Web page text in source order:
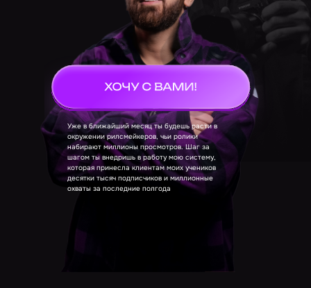
Уже в ближайший месяц ты будешь расти в
окружении рилсмейкеров, чьи ролики
набирают миллионы просмотров. Шаг за
шагом ты внедришь в работу мою систему,
которая принесла клиентам моих учеников
десятки тысяч подписчиков и миллионные
охваты за последние полгода